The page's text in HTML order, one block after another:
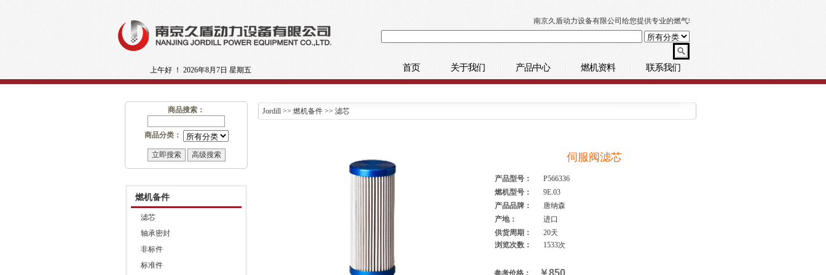
南京久盾动力设备有限公司给您提供专业的燃气轮机技术支持
上午好 ！ 2026年8月7日 星期五 首页 关于我们 产品中心 燃机资料 联系我们
商品搜索：
商品分类：
燃机备件
滤芯
轴承密封
非标件
标准件
Jordill >> 燃机备件 >> 滤芯
伺服阀滤芯
产品型号：
P566336
燃机型号：
9E.03
产品品牌：
唐纳森
产地：
进口
供货周期：
20天
浏览次数：
1533次
参考价格： ￥850